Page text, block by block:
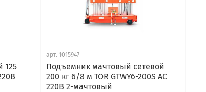
125
арт.1015947
Подъемник мачтовый сетевой
200 кг 6/8 м TOR GTWY6-200S AC
220В 2-мачтовый